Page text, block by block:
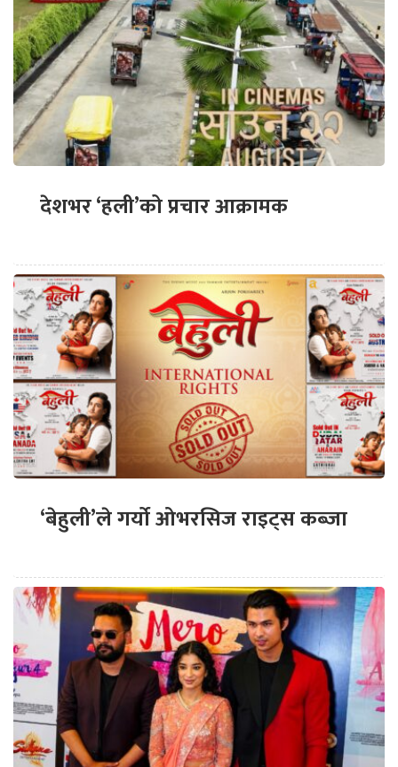
देशभर ‘हली’को प्रचार आक्रामक
‘बेहुली’ले गर्यो ओभरसिज राइट्स कब्जा